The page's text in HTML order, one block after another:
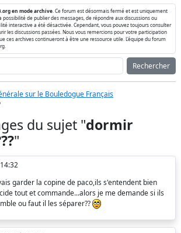
en mode archive . Ce forum est désormais fermé et est uniquement
possibilité de publier des messages, de répondre aux discussions ou
interactive a été désactivée. Cependant, vous pouvez toujours consulter
les discussions passées. Nous vous remercions pour votre participation
ces archives continueront à être une ressource utile. L'équipe du forum
Rechercher
sur le Bouledogue Français
du sujet "dormir
"
garder la copine de paco,ils s'entendent bien
tout et commande...alors je me demande si ils
ou faut il les séparer??